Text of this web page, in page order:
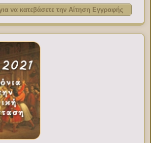
να κατεβάσετε την Αίτηση Εγγραφής